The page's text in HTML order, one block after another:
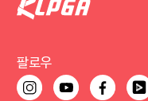
팔로우